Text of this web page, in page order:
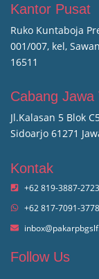
Kantor Pusat
Ruko Kuntaboja
001/007, kel,
16511
Cabang Jawa
Jl.Kalasan 5 Blok
Sidoarjo 61271
Kontak
+62 819-3887-2723
+62 817-7091-3778
Follow Us